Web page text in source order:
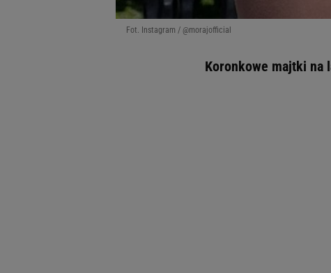
Fot. Instagram / @morajofficial
Koronkowe majtki na